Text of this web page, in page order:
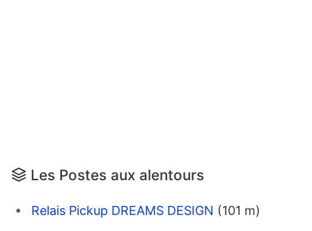
Les Postes aux alentours
Relais Pickup DREAMS DESIGN (101 m)